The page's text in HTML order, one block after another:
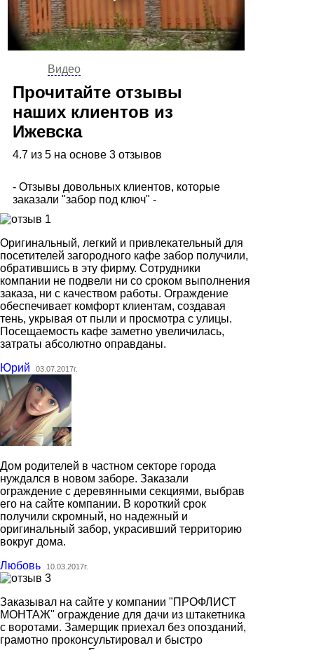
Видео
Прочитайте отзывы
наших клиентов из
Ижевска
4.7 из 5 на основе 3 отзывов
- Отзывы довольных клиентов, которые
заказали "забор под ключ" -
Оригинальный, легкий и привлекательный для
посетителей загородного кафе забор получили,
обратившись в эту фирму. Сотрудники
компании не подвели ни со сроком выполнения
заказа, ни с качеством работы. Ограждение
обеспечивает комфорт клиентам, создавая
тень, укрывая от пыли и просмотра с улицы.
Посещаемость кафе заметно увеличилась,
затраты абсолютно оправданы.
Юрий
03.07.2017г.
Дом родителей в частном секторе города
нуждался в новом заборе. Заказали
ограждение с деревянными секциями, выбрав
его на сайте компании. В короткий срок
получили скромный, но надежный и
оригинальный забор, украсивший территорию
вокруг дома.
Любовь
10.03.2017г.
Заказывал на сайте у компании "ПРОФЛИСТ
МОНТАЖ" ограждение для дачи из штакетника
с воротами. Замерщик приехал без опозданий,
грамотно проконсультировал и быстро